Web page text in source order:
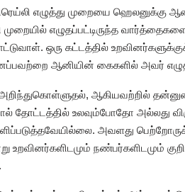
எழுத்து முறையை ஹெலனுக்கு
எழுதப்பட்டிருந்த
ஒரு கட்டத்தில்
ஆனியின் கைகளில் அவர்
அறிந்துகொள்ளுதல், ஆகியவற்றில்
தோட்டத்தில் உலவும்போதோ அல்லது
அவளது
நண்பர்களிடமும்